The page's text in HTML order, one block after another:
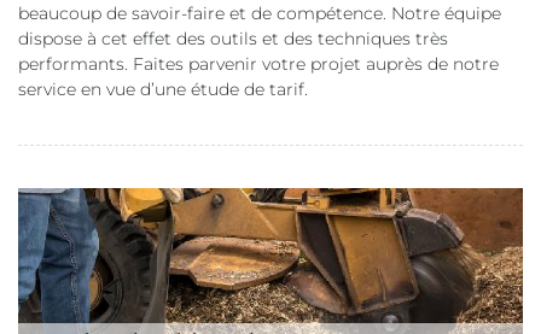
beaucoup de savoir-faire et de compétence. Notre équipe
dispose à cet effet des outils et des techniques très
performants. Faites parvenir votre projet auprès de notre
service en vue d’une étude de tarif.